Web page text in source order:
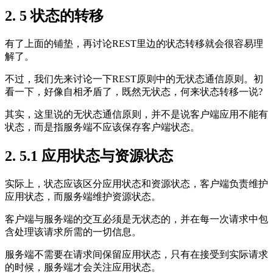
2. 5 状态的转移
有了上面的铺垫，再讨论REST里边的状态转移就会很容易理
解了。
不过，我们先来讨论一下REST原则中的无状态通信原则。初
看一下，好像自相矛盾了，既然无状态，何来状态转移一说?
其实，这里说的无状态通信原则，并不是说客户端应用不能有
状态，而是指服务端不应该保存客户端状态。
2. 5.1 应用状态与资源状态
实际上，状态应该区分应用状态和资源状态，客户端负责维护
应用状态，而服务端维护资源状态。
客户端与服务端的交互必须是无状态的，并在每一次请求中包
含处理该请求所需的一切信息。
服务端不需要在请求间保留应用状态，只有在接受到实际请求
的时候，服务端才会关注应用状态。